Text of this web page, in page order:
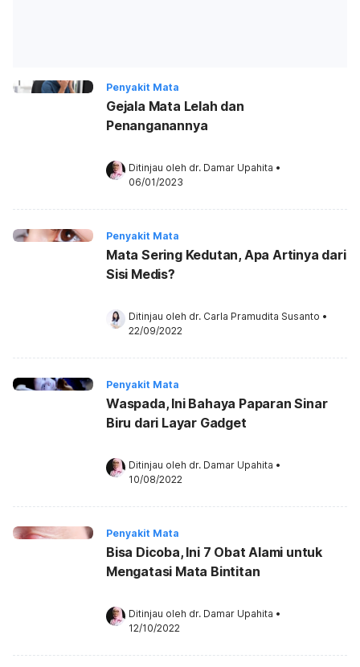
Penyakit Mata
Gejala Mata Lelah dan
Penanganannya
Ditinjau oleh dr. Damar Upahita •
06/01/2023
Penyakit Mata
Mata Sering Kedutan, Apa Artinya dari
Sisi Medis?
Ditinjau oleh dr. Carla Pramudita Susanto •
22/09/2022
Penyakit Mata
Waspada, Ini Bahaya Paparan Sinar
Biru dari Layar Gadget
Ditinjau oleh dr. Damar Upahita •
10/08/2022
Penyakit Mata
Bisa Dicoba, Ini 7 Obat Alami untuk
Mengatasi Mata Bintitan
Ditinjau oleh dr. Damar Upahita •
12/10/2022